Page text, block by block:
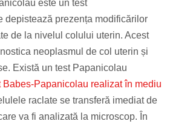
este un test
depistează prezența modificărilor
de la nivelul colului uterin. Acest
neoplasmul de col uterin și
Există un test Papanicolau
Babes-Papanicolau realizat în mediu
raclate se transferă imediat de
va fi analizată la microscop. În